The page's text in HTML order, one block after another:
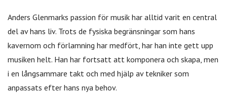
Anders Glenmarks passion för musik har alltid varit en central
del av hans liv. Trots de fysiska begränsningar som hans
kavernom och förlamning har medfört, har han inte gett upp
musiken helt. Han har fortsatt att komponera och skapa, men
i en långsammare takt och med hjälp av tekniker som
anpassats efter hans nya behov.